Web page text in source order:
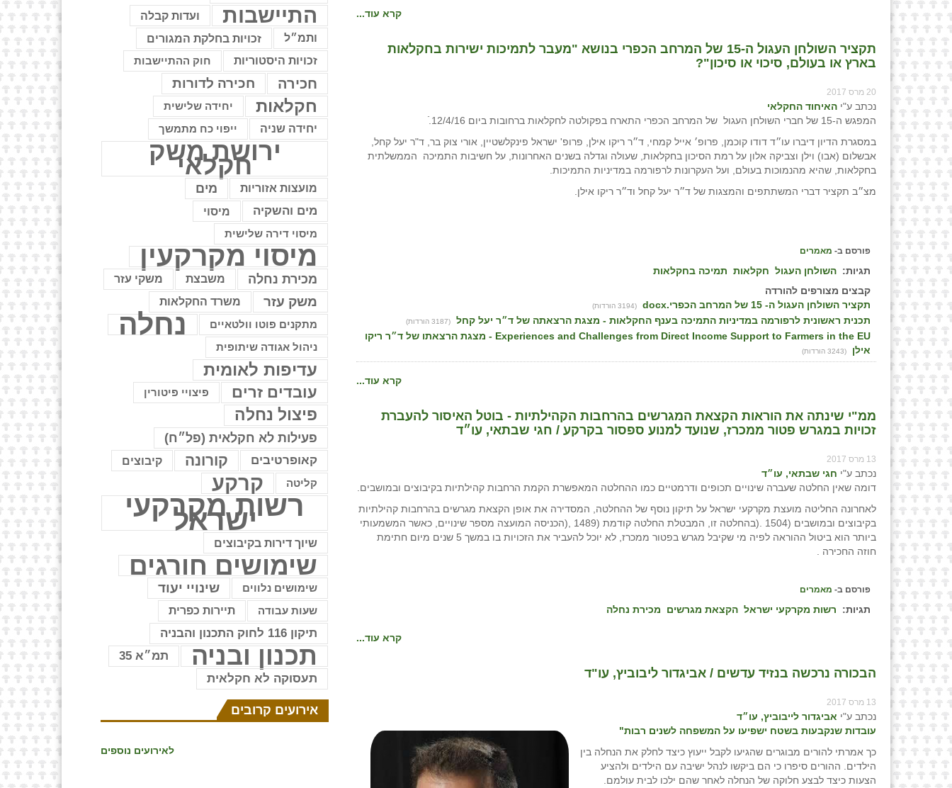
קרא עוד...
תקציר השולחן העגול ה-15 של המרחב הכפרי בנושא "מעבר לתמיכות ישירות בחקלאות
בארץ או בעולם, סיכוי או סיכון"?
20 מרס 2017
נכתב ע"י האיחוד החקלאי
המפגש ה-15 של חברי השולחן העגול של המרחב הכפרי התארח בפקולטה לחקלאות ברחובות ביום 12/4/16.ֿ
במסגרת הדיון דיברו עו״ד דודו קוכמן, פרופ׳ אייל קמחי, ד״ר ריקו אילן, פרופ' ישראל פינקלשטיין, אורי צוק בר, ד"ר יעל קחל,
אבשלום (אבו) וילן וצביקה אלון על רמת הסיכון בחקלאות, שעולה וגדלה בשנים האחרונות, על חשיבות התמיכה הממשלתית
בחקלאות, שהיא מהנמוכות בעולם, ועל העקרונות לרפורמה במדיניות התמיכות.
מצ״ב תקציר דברי המשתתפים והמצגות של ד״ר יעל קחל וד״ר ריקו אילן.
פורסם ב- מאמרים
תגיות: השולחן העגול חקלאות תמיכה בחקלאות
קבצים מצורפים להורדה
תקציר השולחן העגול ה- 15 של המרחב הכפרי.docx
(3194 הורדות)
תכנית ראשונית לרפורמה במדיניות התמיכה בענף החקלאות - מצגת הרצאתה של ד״ר יעל קחל (3187 הורדות)
Experiences and Challenges from Direct Income Support to Farmers in the EU - מצגת הרצאתו של ד״ר ריקו
אילן
(3243 הורדות)
קרא עוד...
ממ"י שינתה את הוראות הקצאת המגרשים בהרחבות הקהילתיות - בוטל האיסור להעברת
זכויות במגרש פטור ממכרז, שנועד למנוע ספסור בקרקע / חגי שבתאי, עו״ד
13 מרס 2017
נכתב ע"י חגי שבתאי, עו״ד
דומה שאין החלטה שעברה שינויים תכופים ודרמטיים כמו ההחלטה המאפשרת הקמת הרחבות קהילתיות בקיבוצים ובמושבים.
לאחרונה החליטה מועצת מקרקעי ישראל על תיקון נוסף של ההחלטה, המסדירה את אופן הקצאת מגרשים בהרחבות קהילתיות
בקיבוצים ובמושבים (1504 .(בהחלטה זו, המבטלת החלטה קודמת (1489 ,(הכניסה המועצה מספר שינויים, כאשר המשמעותי
ביותר הוא ביטול ההוראה לפיה מי שקיבל מגרש בפטור ממכרז, לא יוכל להעביר את הזכויות בו במשך 5 שנים מיום חתימת
חוזה החכירה .
פורסם ב- מאמרים
תגיות: רשות מקרקעי ישראל הקצאת מגרשים מכירת נחלה
קרא עוד...
הבכורה נרכשה בנזיד עדשים / אביגדור ליבוביץ, עו"ד
13 מרס 2017
נכתב ע"י אביגדור לייבוביץ, עו״ד
עובדות שנקבעות בשטח ישפיעו על המשפחה לשנים רבות"
כך אמרתי להורים מבוגרים שהגיעו לקבל ייעוץ כיצד לחלק את הנחלה בין
הילדים. ההורים סיפרו כי הם ביקשו לנהל ישיבה עם הילדים ולהציע
הצעות כיצד לבצע חלוקה של הנחלה לאחר שהם ילכו לבית עולמם.
התיישבות ועדות קבלה
ותמ״ל זכויות בחלקת המגורים
זכויות היסטוריות חוק ההתיישבות
חכירה חכירה לדורות
חקלאות
יחידה שלישית
יחידה שניה
ייפוי כח מתמשך
ירושת משק
חקלאי
מועצות אזוריות מים
מים והשקיה מיסוי
מיסוי דירה שלישית
מיסוי מקרקעין
מכירת נחלה משבצת משקי עזר
משק עזר משרד החקלאות
מתקנים פוטו וולטאיים נחלה
ניהול אגודה שיתופית
עדיפות לאומית
עובדים זרים פיצויי פיטורין
פיצול נחלה
פעילות לא חקלאית (פל״ח)
קאופרטיבים קורונה קיבוצים
קליטה קרקע
רשות מקרקעי
ישראל
שיוך דירות בקיבוצים
שימושים חורגים
שימושים נלווים שינויי יעוד
שעות עבודה תיירות כפרית
תיקון 116 לחוק התכנון והבניה
תכנון ובניה
תמ״א 35
תעסוקה לא חקלאית
אירועים קרובים
לאירועים נוספים